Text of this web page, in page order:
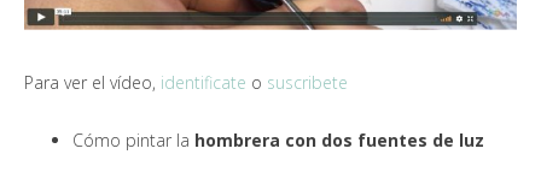
Para ver el vídeo, identificate o suscribete
Cómo pintar la hombrera con dos fuentes de luz